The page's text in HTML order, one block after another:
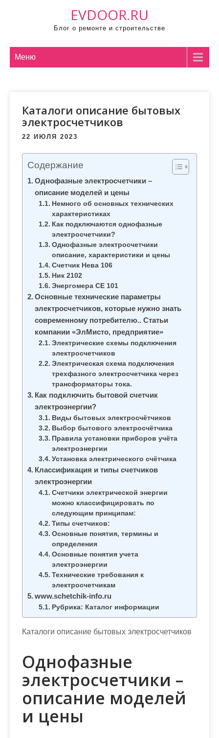
EVDOOR.RU
Блог о ремонте и строительстве
Меню
Каталоги описание бытовых
электросчетчиков
22 ИЮЛЯ 2023
Содержание
Однофазные электросчетчики –
описание моделей и цены
Немного об основных технических
характеристиках
Как подключаются однофазные
электросчетчики?
Однофазные электросчетчики
описание, характеристики и цены
Счетчик Нева 106
Ник 2102
Энергомера СЕ 101
Основные технические параметры
электросчетчиков, которые нужно знать
современному потребителю.. Статьи
компании «ЭлМисто, предприятие»
Электрические схемы подключения
электросчетчиков
Электрическая схема подключения
трехфазного электросчетчика через
трансформаторы тока.
Как подключить бытовой счетчик
электроэнергии?
Виды бытовых электросчётчиков
Выбор бытового электросчётчика
Правила установки приборов учёта
электроэнергии
Установка электрического счётчика
Классификация и типы счетчиков
электроэнергии
Счетчики электрической энергии
можно классифицировать по
следующим принципам:
Типы счетчиков:
Основные понятия, термины и
определения
Основные понятия учета
электроэнергии
Технические требования к
электросчетчикам
www.schetchik-info.ru
Рубрика: Каталог информации
Каталоги описание бытовых электросчетчиков
Однофазные
электросчетчики –
описание моделей
и цены